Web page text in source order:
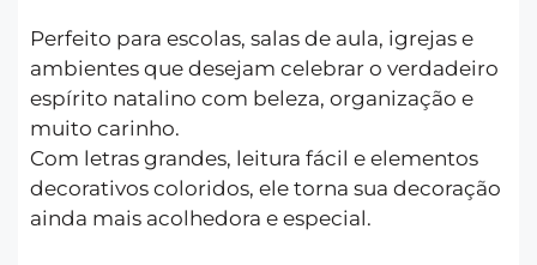
Perfeito para escolas, salas de aula, igrejas e
ambientes que desejam celebrar o verdadeiro
espírito natalino com beleza, organização e
muito carinho.
Com letras grandes, leitura fácil e elementos
decorativos coloridos, ele torna sua decoração
ainda mais acolhedora e especial.